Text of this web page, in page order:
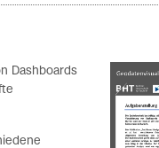
Dashboards